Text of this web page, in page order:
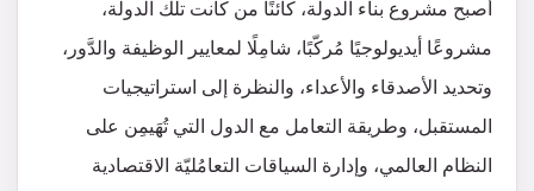
أصبح مشروع بناء الدولة، كائنًا من كانت تلك الدولة،
مشروعًا أيديولوجيًا مُركّبًا، شامِلًا لمعايير الوظيفة والدَّور،
وتحديد الأصدقاء والأعداء، والنظرة إلى استراتيجيات
المستقبل، وطريقة التعامل مع الدول التي تُهَيمِن على
النظام العالمي، وإدارة السياقات التعامُليّة الاقتصادية